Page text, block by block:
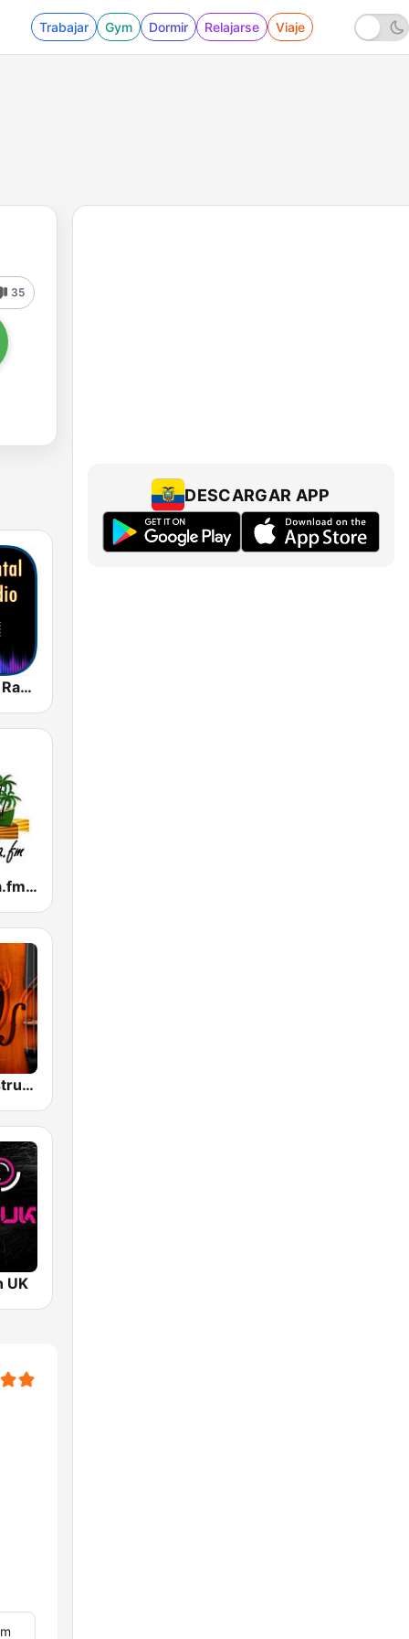
Trabajar Gym Dormir Relajarse Viaje
35
Instrumental Radio
Tropicalisima.fm Instrumental
Master of Instrumental
UK
DESCARGAR APP